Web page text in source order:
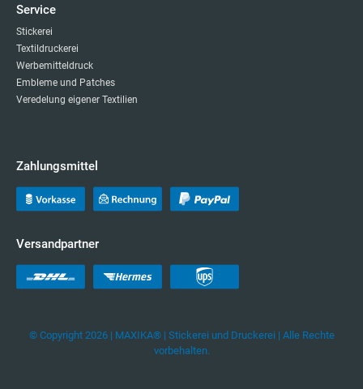
Service
Stickerei
Textildruckerei
Werbemitteldruck
Embleme und Patches
Veredelung eigener Textilien
Zahlungsmittel
Versandpartner
© Copyright 2026 | MAXIKA® | Stickerei und Druckerei | Alle Rechte
vorbehalten.